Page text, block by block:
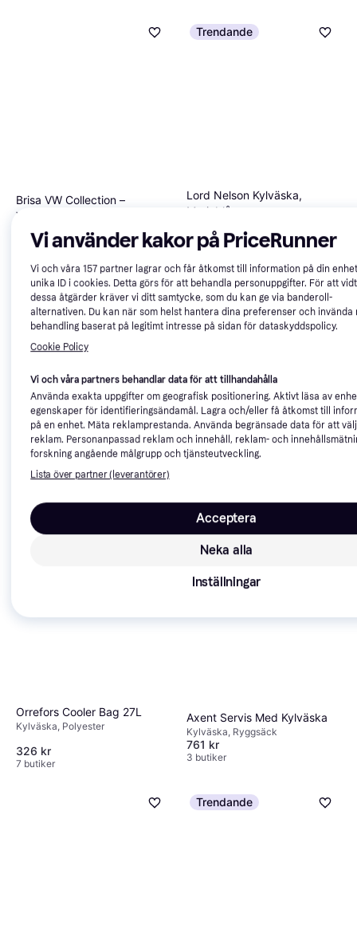
Brisa VW Collection –
Volkswagen isolerad kyl-
värme termisk picknick
lunchväska låda för livsmedel
i T1 Bulli buss-design (vit och
röd/25 liter)
Kylväska, Polyester
386 kr
Trendande
Lord Nelson Kylväska,
Marinblå
107 kr
7 butiker
Orrefors Cooler Bag 27L
Kylväska, Polyester
326 kr
7 butiker
Trendande
Axent Servis Med Kylväska
Kylväska, Ryggsäck
761 kr
3 butiker
Trendande
Vi använder kakor på PriceRunner
Vi och våra157 partner lagrar och får åtkomst till information på din
unika ID i cookies. Detta görs för att behandla personuppgifter. För att
dessa åtgärder kräver vi ditt samtycke, som du kan ge via banderoll-
alternativen. Du kan när som helst hantera dina preferenser och invända
behandling baserat på legitimt intresse på sidan för dataskyddspolicy.
Cookie Policy
Vi och våra partners behandlar data för att tillhandahålla
Använda exakta uppgifter om geografisk positionering. Aktivt läsa av
egenskaper för identifieringsändamål. Lagra och/eller få åtkomst till
på en enhet. Mäta reklamprestanda. Använda begränsade data för att
reklam. Personanpassad reklam och innehåll, reklam- och
forskning angående målgrupp och tjänsteutveckling.
Lista över partner (leverantörer)
Neka alla
Acceptera
Inställningar